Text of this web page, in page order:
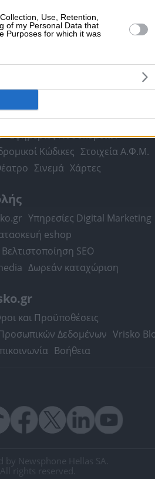
Use, Retention,
of my Personal Data that
Purposes for which it was
Λάρισα Ηράκλειο
Εφημερίες Νοσοκομείων
Κώδικες Στοιχεία Α.Φ.Μ.
Σινεμά Χάρτες
Υπηρεσίες Digital Marketing
eshop
Βελτιστοποίηση SEO
Δωρεάν καταχώριση
και Προϋποθέσεις
Δεδομένων Vrisko
Βοήθεια
by Newsphone Hellas SA.
All rights reserved.